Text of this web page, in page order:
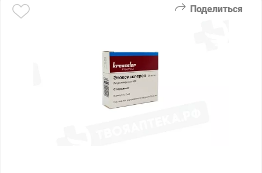
Поделиться